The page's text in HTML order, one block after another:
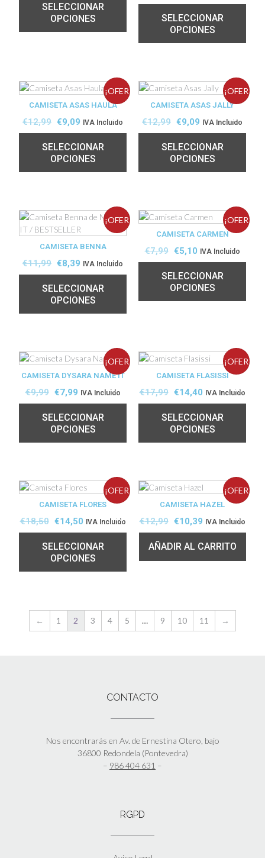
SELECCIONAR
OPCIONES
SELECCIONAR
OPCIONES
¡OFER
TA!
CAMISETA ASAS HAULA
€12,99 €9,09 IVA Incluido
SELECCIONAR
OPCIONES
¡OFER
TA!
CAMISETA ASAS JALLY
€12,99 €9,09 IVA Incluido
SELECCIONAR
OPCIONES
¡OFER
CAMISETA BENNA
€11,99 €8,39 IVA Incluido
SELECCIONAR
OPCIONES
¡OFER
TA!
CAMISETA CARMEN
€7,99 €5,10 IVA Incluido
SELECCIONAR
OPCIONES
¡OFER
TA!
CAMISETA DYSARA NAME IT
€9,99 €7,99 IVA Incluido
SELECCIONAR
OPCIONES
¡OFER
TA!
CAMISETA FLASISSI
€17,99 €14,40 IVA Incluido
SELECCIONAR
OPCIONES
¡OFER
TA!
CAMISETA FLORES
€18,50 €14,50 IVA Incluido
SELECCIONAR
OPCIONES
¡OFER
TA!
CAMISETA HAZEL
€12,99 €10,39 IVA Incluido
AÑADIR AL CARRITO
← 1 2 3 4 5 … 9 10 11 →
CONTACTO
Nos encontrarás en Av. de Ernestina Otero, bajo
36800 Redondela (Pontevedra)
– 986 404 631 –
RGPD